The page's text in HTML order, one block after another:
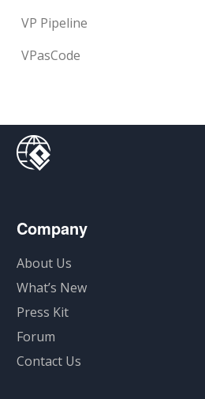
VP Pipeline
VPasCode
Company
About Us
What’s New
Press Kit
Forum
Contact Us